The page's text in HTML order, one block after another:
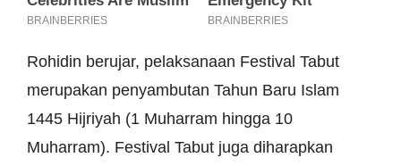
Rohidin berujar, pelaksanaan Festival Tabut
merupakan penyambutan Tahun Baru Islam
1445 Hijriyah (1 Muharram hingga 10
Muharram). Festival Tabut juga diharapkan